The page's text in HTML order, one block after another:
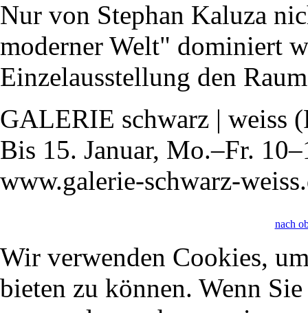
Nur von Stephan Kaluza
moderner Welt" dominiert
Einzelausstellung den
GALERIE schwarz | weiss
Bis 15. Januar, Mo.–Fr.
www.galerie-schwarz-
nach
Wir verwenden Cookies,
bieten zu können. Wenn